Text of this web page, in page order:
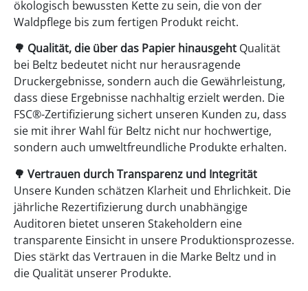
ökologisch bewussten Kette zu sein, die von der
Waldpflege bis zum fertigen Produkt reicht.
🌳 Qualität, die über das Papier hinausgeht Qualität
bei Beltz bedeutet nicht nur herausragende
Druckergebnisse, sondern auch die Gewährleistung,
dass diese Ergebnisse nachhaltig erzielt werden. Die
FSC®-Zertifizierung sichert unseren Kunden zu, dass
sie mit ihrer Wahl für Beltz nicht nur hochwertige,
sondern auch umweltfreundliche Produkte erhalten.
🌳 Vertrauen durch Transparenz und Integrität
Unsere Kunden schätzen Klarheit und Ehrlichkeit. Die
jährliche Rezertifizierung durch unabhängige
Auditoren bietet unseren Stakeholdern eine
transparente Einsicht in unsere Produktionsprozesse.
Dies stärkt das Vertrauen in die Marke Beltz und in
die Qualität unserer Produkte.